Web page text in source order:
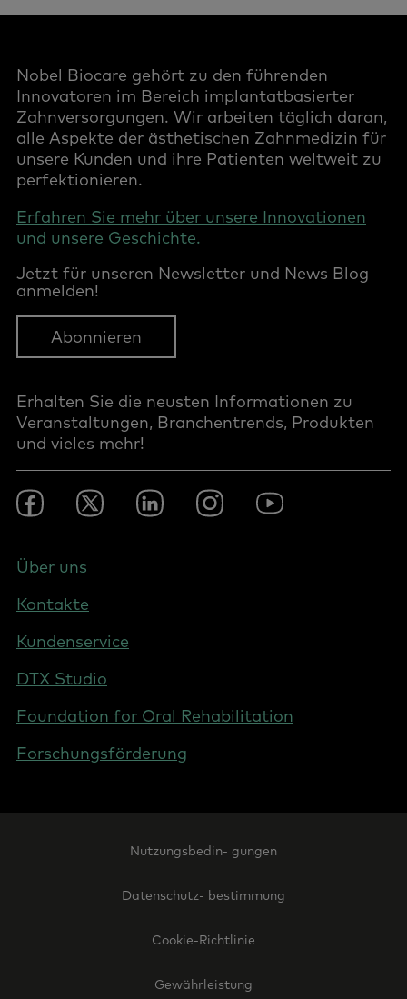
Nobel Biocare gehört zu den führenden
Innovatoren im Bereich implantatbasierter
Zahnversorgungen. Wir arbeiten täglich daran,
alle Aspekte der ästhetischen Zahnmedizin für
unsere Kunden und ihre Patienten weltweit zu
perfektionieren.
Erfahren Sie mehr über unsere Innovationen
und unsere Geschichte.
Jetzt für unseren Newsletter und News Blog
anmelden!
Abonnieren
Erhalten Sie die neusten Informationen zu
Veranstaltungen, Branchentrends, Produkten
und vieles mehr!
Footer
Social
DACH
FacebookTwitter LinkedInInstagramYouTube
Footer
Austria
Über uns
Kontakte
Kundenservice
DTX Studio
Foundation for Oral Rehabilitation
Forschungsförderung
Nutzungsbedin- gungen
Datenschutz- bestimmung
Cookie-Richtlinie
Gewährleistung